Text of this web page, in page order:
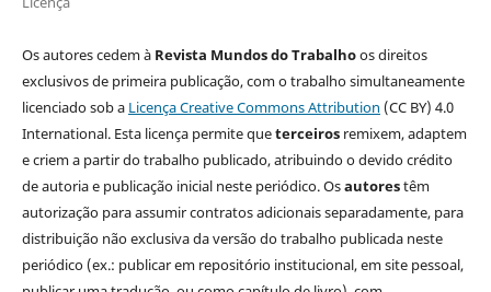
Os autores cedem à Revista Mundos do Trabalhoos direitos
exclusivos de primeira publicação, com o trabalho simultaneamente
licenciado sob a Licença Creative Commons Attribution (CC BY) 4.0
International. Esta licença permite queterceirosremixem, adaptem
e criem a partir do trabalho publicado, atribuindo o devido crédito
de autoria e publicação inicial neste periódico. Osautorestêm
autorização para assumir contratos adicionais separadamente, para
distribuição não exclusiva da versão do trabalho publicada neste
periódico (ex.: publicar em repositório institucional, em site pessoal,